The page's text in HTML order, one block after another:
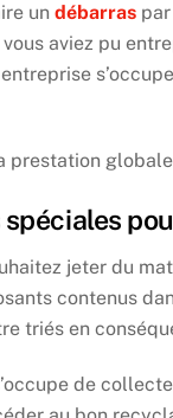
un débarras
aviez pu
jeter du
contenus
triés en
de